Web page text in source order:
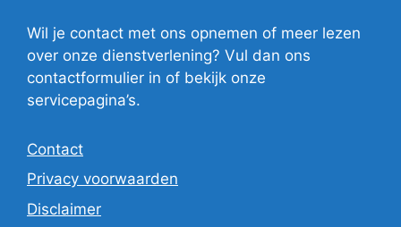
Wil je contact met ons opnemen of meer lezen
over onze dienstverlening? Vul dan ons
contactformulier in of bekijk onze
servicepagina’s.
Contact
Privacy voorwaarden
Disclaimer